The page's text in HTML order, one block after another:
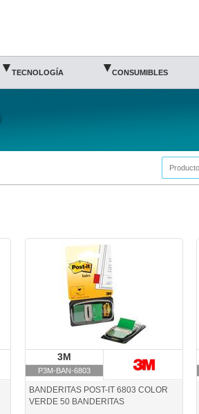
▾ TECNOLOGÍA ▾ CONSUMIBLES
P3M-BAN-6803-3M
3M
P3M-BAN-6803
BANDERITAS POST-IT 6803 COLOR
VERDE 50 BANDERITAS